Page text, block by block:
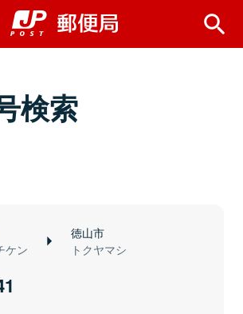
検索
ケン
徳山市
トクヤマシ